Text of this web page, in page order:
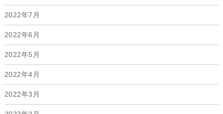
2022年7月
2022年6月
2022年5月
2022年4月
2022年3月